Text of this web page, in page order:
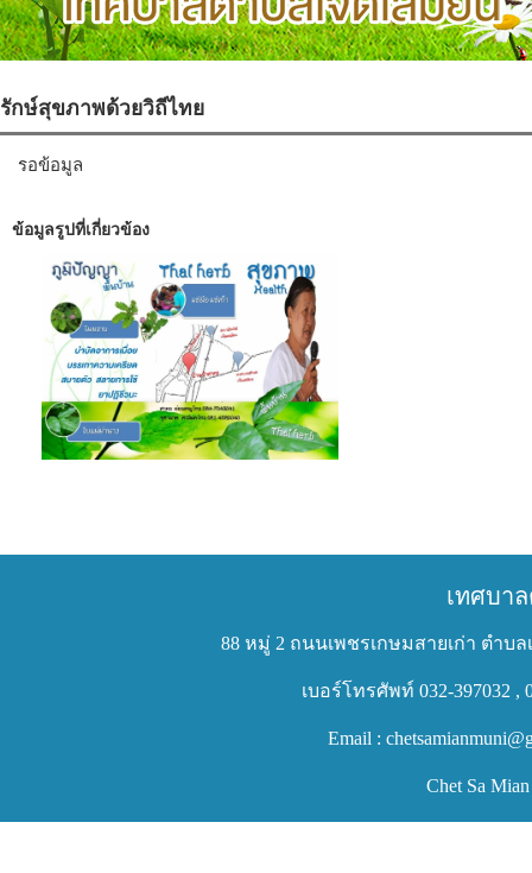
รักษ์สุขภาพด้วยวิถีไทย
รอข้อมูล
ข้อมูลรูปที่เกี่ยวข้อง
เทศบา
88 หมู่ 2 ถนนเพชรเกษมสายเก่า ตำบ
เบอร์โทรศัพท์ 032-397032 ,
Email :
Chet Sa